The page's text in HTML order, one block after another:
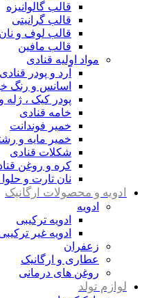
قالب گالوانیزه
قالب گرانیتی
قالب لوف و نان
قالب مافین
مواد اولیه قنادی
آرد و پودر قنادی
اسانس و رنگ
پودر کیک ، ژله
خامه قنادی
خمیر فوندانت
خمیر مایه و
شکلات قنادی
کره و روغن
نان تارت و
ادویه و محصولات ارگانیک
ادویه
ادویه ترکیبی
ادویه غیر
زعفران
عطاری و ارگانیک
روغن های درمانی
لوازم تولد